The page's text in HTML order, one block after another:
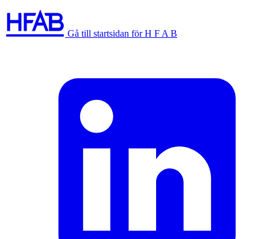
Gå till startsidan för H F A B